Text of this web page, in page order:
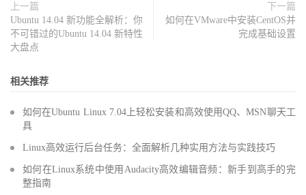
上一篇
Ubuntu 14.04 新功能全解析：你
不可错过的Ubuntu 14.04 新特性
大盘点
下一篇
如何在VMware中安装CentOS并
完成基础设置
相关推荐
如何在Ubuntu Linux 7.04上轻松安装和高效使用QQ、MSN聊天工
具
Linux高效运行后台任务：全面解析几种实用方法与实践技巧
如何在Linux系统中使用Audacity高效编辑音频：新手到高手的完
整指南